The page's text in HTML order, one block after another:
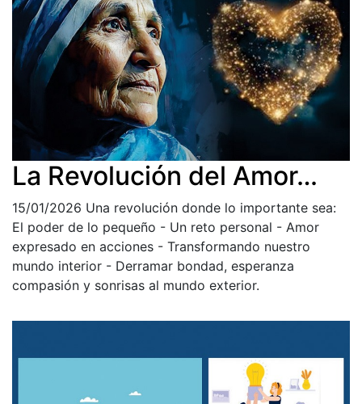
La Revolución del Amor…
15/01/2026 Una revolución donde lo importante sea:
El poder de lo pequeño - Un reto personal - Amor
expresado en acciones - Transformando nuestro
mundo interior - Derramar bondad, esperanza
compasión y sonrisas al mundo exterior.